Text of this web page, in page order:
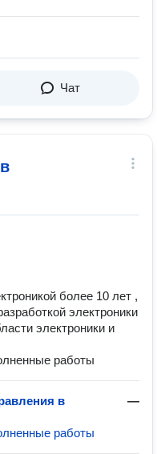
Чат
более 10 лет ,
электроники
электроники и
работы
в
—
работы